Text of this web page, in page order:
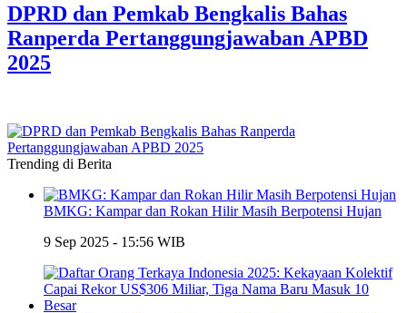
DPRD dan Pemkab Bengkalis Bahas
Ranperda Pertanggungjawaban APBD
2025
Trending di Berita
BMKG: Kampar dan Rokan Hilir Masih Berpotensi Hujan
9 Sep 2025 - 15:56 WIB